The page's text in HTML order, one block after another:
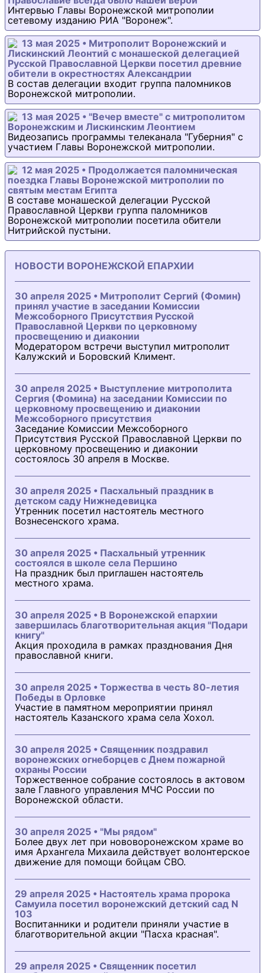
Интервью Главы Воронежской митрополии
сетевому изданию РИА "Воронеж".
13 мая 2025 • Митрополит Воронежский и
Лискинский Леонтий с монашеской делегацией
Русской Православной Церкви посетил древние
обители в окрестностях Александрии
В состав делегации входит группа паломников
Воронежской митрополии.
13 мая 2025 • "Вечер вместе" с митрополитом
Воронежским и Лискинским Леонтием
Видеозапись программы телеканала "Губерния" с
участием Главы Воронежской митрополии.
12 мая 2025 • Продолжается паломническая
поездка Главы Воронежской митрополии по
святым местам Египта
В составе монашеской делегации Русской
Православной Церкви группа паломников
Воронежской митрополии посетила обители
Нитрийской пустыни.
НОВОСТИ ВОРОНЕЖСКОЙ ЕПАРХИИ
30 апреля 2025 • Митрополит Сергий (Фомин)
принял участие в заседании Комиссии
Межсоборного Присутствия Русской
Православной Церкви по церковному
просвещению и диаконии
Модератором встречи выступил митрополит
Калужский и Боровский Климент.
30 апреля 2025 • Выступление митрополита
Сергия (Фомина) на заседании Комиссии по
церковному просвещению и диаконии
Межсоборного присутствия
Заседание Комиссии Межсоборного
Присутствия Русской Православной Церкви по
церковному просвещению и диаконии
состоялось 30 апреля в Москве.
30 апреля 2025 • Пасхальный праздник в
детском саду Нижнедевицка
Утренник посетил настоятель местного
Вознесенского храма.
30 апреля 2025 • Пасхальный утренник
состоялся в школе села Першино
На праздник был приглашен настоятель
местного храма.
30 апреля 2025 • В Воронежской епархии
завершилась благотворительная акция "Подари
книгу"
Акция проходила в рамках празднования Дня
православной книги.
30 апреля 2025 • Торжества в честь 80-летия
Победы в Орловке
Участие в памятном мероприятии принял
настоятель Казанского храма села Хохол.
30 апреля 2025 • Священник поздравил
воронежских огнеборцев с Днем пожарной
охраны России
Торжественное собрание состоялось в актовом
зале Главного управления МЧС России по
Воронежской области.
30 апреля 2025 • "Мы рядом"
Более двух лет при нововоронежском храме во
имя Архангела Михаила действует волонтерское
движение для помощи бойцам СВО.
29 апреля 2025 • Настоятель храма пророка
Самуила посетил воронежский детский сад N
103
Воспитанники и родители приняли участие в
благотворительной акции "Пасха красная".
29 апреля 2025 • Священник посетил